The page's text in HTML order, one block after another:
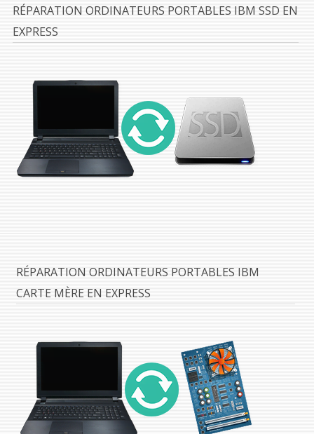
RÉPARATION ORDINATEURS PORTABLES IBM SSD EN
EXPRESS
RÉPARATION ORDINATEURS PORTABLES IBM
CARTE MÈRE EN EXPRESS